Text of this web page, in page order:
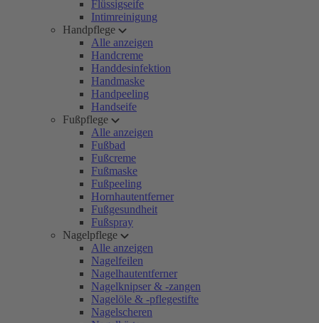
Flüssigseife
Intimreinigung
Handpflege
Alle anzeigen
Handcreme
Handdesinfektion
Handmaske
Handpeeling
Handseife
Fußpflege
Alle anzeigen
Fußbad
Fußcreme
Fußmaske
Fußpeeling
Hornhautentferner
Fußgesundheit
Fußspray
Nagelpflege
Alle anzeigen
Nagelfeilen
Nagelhautentferner
Nagelknipser & -zangen
Nagelöle & -pflegestifte
Nagelscheren